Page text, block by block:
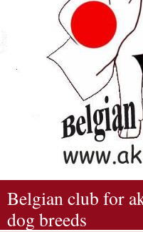
Belgian club for
dog breeds